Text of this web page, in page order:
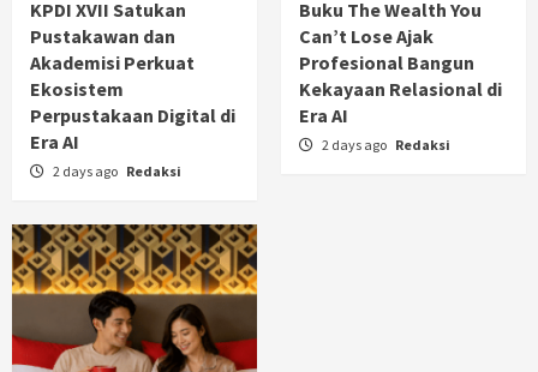
KPDI XVII Satukan
Pustakawan dan
Akademisi Perkuat
Ekosistem
Perpustakaan Digital di
Era AI
2 days ago Redaksi
Buku The Wealth You
Can’t Lose Ajak
Profesional Bangun
Kekayaan Relasional di
Era AI
2 days ago Redaksi